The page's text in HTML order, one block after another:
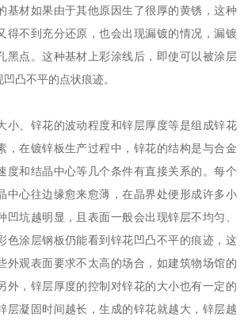
基材如果由于其他原因生了很厚的黄锈，这种
得不到充分还原，也会出现漏镀的情况，漏镀
黑点。这种基材上彩涂线后，即使可以被涂层
凸不平的点状痕迹。
小、锌花的波动程度和锌层厚度等是组成锌花
，在镀锌板生产过程中，锌花的结构是与合金
度和结晶中心等几个条件有直接关系的。每个
中心往边缘愈来愈薄，在晶界处便形成许多小
凹坑越明显，且表面一般会出现锌层不均匀、
色涂层钢板仍能看到锌花凹凸不平的痕迹，这
外观表面要求不太高的场合，如建筑物场馆的
外，锌层厚度的控制对锌花的大小也有一定的
层凝固时间越长，生成的锌花就越大，锌层越